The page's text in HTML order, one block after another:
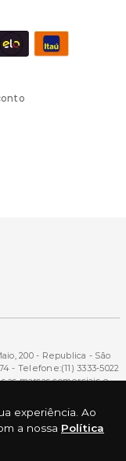
experiência. Ao
a nossa Política
200 - Republica - São
- Telefone:(11) 3333-5022
as marcas comerciais e